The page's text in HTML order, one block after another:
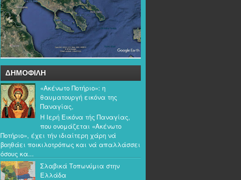
ΔΗΜΟΦΙΛΗ
«Ακένωτο Ποτήριο»: η
θαυματουργή εικόνα της
Παναγίας,
Η Ιερή Εικόνα τής Παναγίας,
που ονομάζεται «Ακένωτο
Ποτήριο», έχει τήν ιδιαίτερη χάρη νά
βοηθάει ποικιλοτρόπως και νά απαλλάσσει
όσους κα...
Σλαβικά Τοπωνύμια στην
Ελλάδα